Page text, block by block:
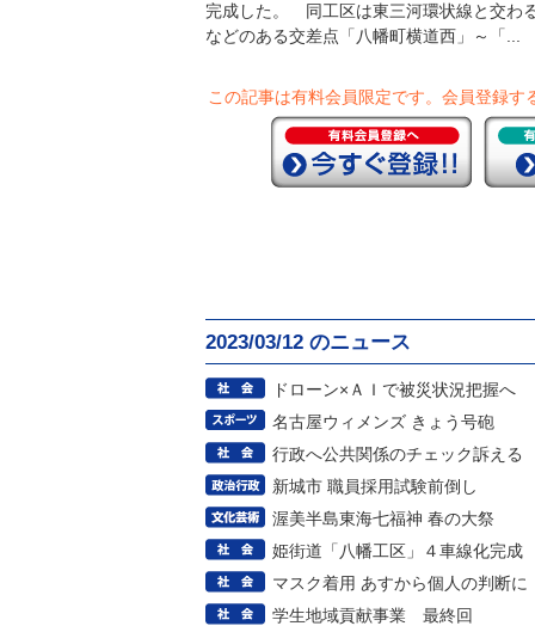
完成した。 同工区は東三河環状線と交わ
などのある交差点「八幡町横道西」～「...
この記事は有料会員限定です。 会員登録す
2023/03/12 のニュース
ドローン×ＡＩで被災状況把握へ
名古屋ウィメンズ きょう号砲
行政へ公共関係のチェック訴える
新城市 職員採用試験前倒し
渥美半島東海七福神 春の大祭
姫街道「八幡工区」４車線化完成
マスク着用 あすから個人の判断に
学生地域貢献事業 最終回